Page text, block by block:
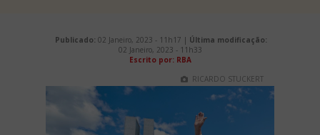
Publicado: 02 Janeiro, 2023 - 11h17 | Última modificação:
02 Janeiro, 2023 - 11h33
Escrito por: RBA
RICARDO STUCKERT